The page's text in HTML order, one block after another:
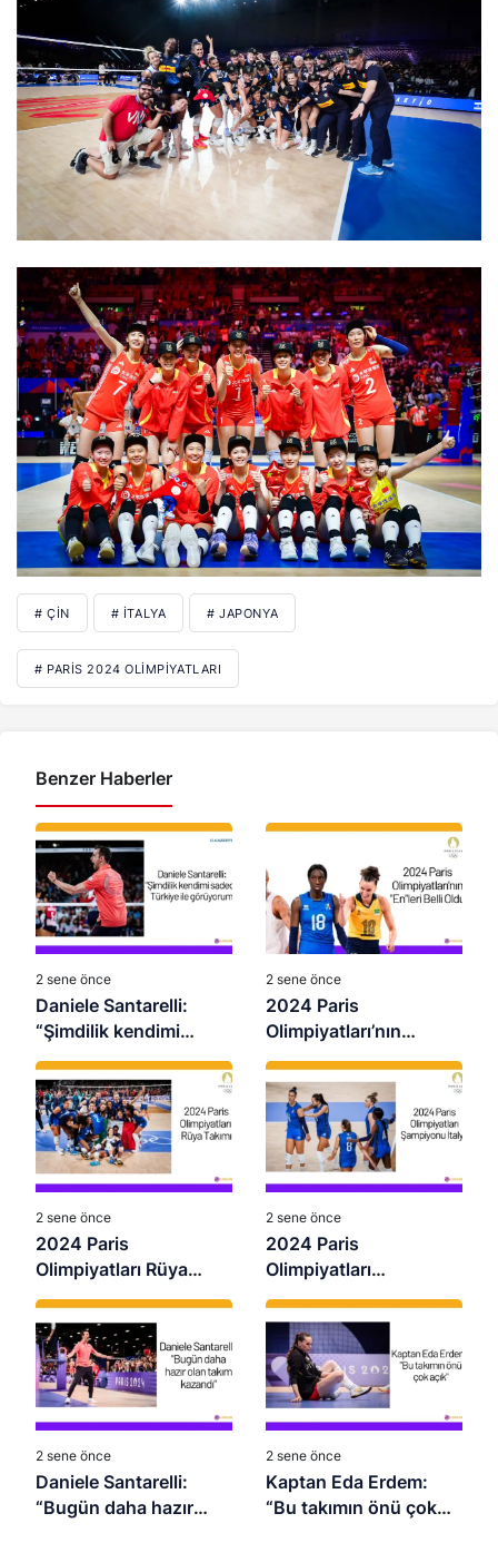
# ÇIN # İTALYA # JAPONYA
# PARIS 2024 OLIMPIYATLARI
Benzer Haberler
2 sene önce
Daniele Santarelli:
“Şimdilik kendimi
sadece Türkiye ile
görüyorum”
2 sene önce
2024 Paris
Olimpiyatları’nın
“En”leri Belli Oldu
2 sene önce
2024 Paris
Olimpiyatları Rüya
Takımı
2 sene önce
2024 Paris
Olimpiyatları
Şampiyonu İtalya
2 sene önce
Daniele Santarelli:
“Bugün daha hazır
2 sene önce
Kaptan Eda Erdem:
“Bu takımın önü çok